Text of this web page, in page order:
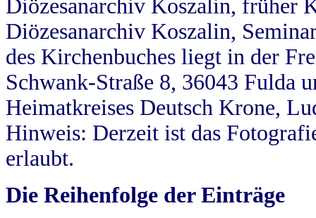
Diözesanarchiv Koszalin, früher
Diözesanarchiv Koszalin,
des Kirchenbuches liegt in der
Schwank-Straße 8, 36043 Fulda
Heimatkreises Deutsch Krone,
Hinweis: Derzeit ist das
erlaubt.
Die Reihenfolge der Einträge